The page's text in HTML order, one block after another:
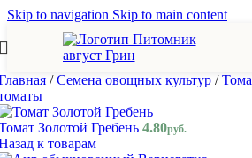
Skip to navigation Skip to main content
/ Семена овощных культур /
Золотой Гребень 4.80руб.
к товарам